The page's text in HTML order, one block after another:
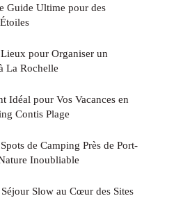
Guide Ultime pour des
pour Organiser un
La Rochelle
Idéal pour Vos Vacances en
Contis Plage
de Camping Près de Port-
Inoubliable
Slow au Cœur des Sites